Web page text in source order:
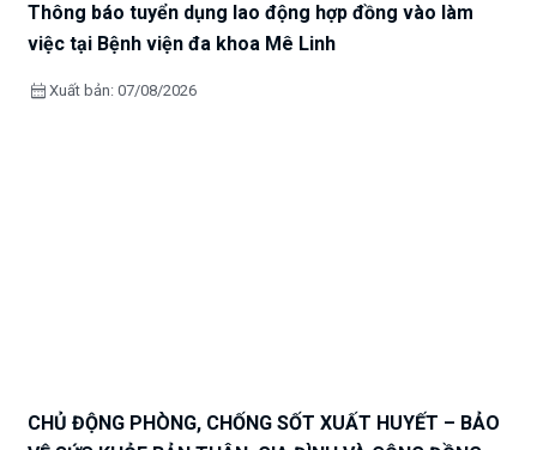
Thông báo tuyển dụng lao động hợp đồng vào làm
việc tại Bệnh viện đa khoa Mê Linh
calendar_month Xuất bản: 07/08/2026
CHỦ ĐỘNG PHÒNG, CHỐNG SỐT XUẤT HUYẾT – BẢO